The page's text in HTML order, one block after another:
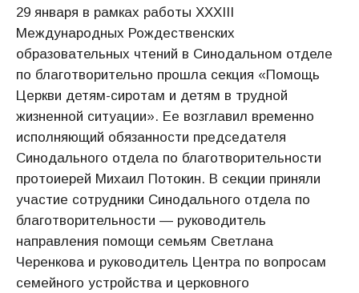
29 января в рамках работы XXXIII
Международных Рождественских
образовательных чтений в Синодальном отделе
по благотворительно прошла секция «Помощь
Церкви детям-сиротам и детям в трудной
жизненной ситуации». Ее возглавил временно
исполняющий обязанности председателя
Синодального отдела по благотворительности
протоиерей Михаил Потокин. В секции приняли
участие сотрудники Синодального отдела по
благотворительности — руководитель
направления помощи семьям Светлана
Черенкова и руководитель Центра по вопросам
семейного устройства и церковного